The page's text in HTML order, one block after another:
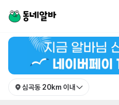
심곡동 20km 이내